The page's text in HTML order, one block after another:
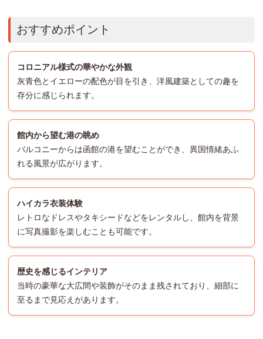
おすすめポイント
コロニアル様式の華やかな外観
灰青色とイエローの配色が目を引き、洋風建築としての趣を
存分に感じられます。
館内から望む港の眺め
バルコニーからは函館の港を望むことができ、異国情緒あふ
れる風景が広がります。
ハイカラ衣装体験
レトロなドレスやタキシードなどをレンタルし、館内を背景
に写真撮影を楽しむことも可能です。
歴史を感じるインテリア
当時の豪華な大広間や装飾がそのまま残されており、細部に
至るまで見応えがあります。